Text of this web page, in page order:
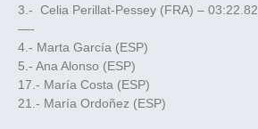
3.- Celia Perillat-Pessey (FRA) – 03:22.82
—-
4.- Marta García (ESP)
5.- Ana Alonso (ESP)
17.- María Costa (ESP)
21.- María Ordoñez (ESP)